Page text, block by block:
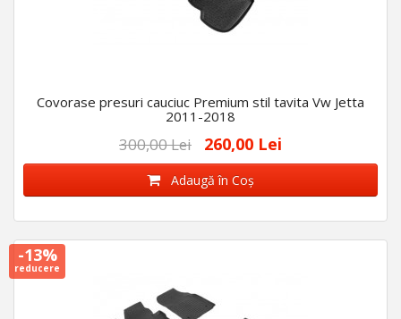
Covorase presuri cauciuc Premium stil tavita Vw Jetta
2011-2018
300,00 Lei 260,00 Lei
Adaugă în Coş
-13%
reducere